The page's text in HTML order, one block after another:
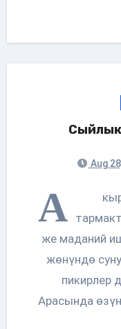
Aug
А
же маданий
жөнүндө
пикирлер
Арасында